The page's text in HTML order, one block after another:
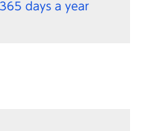
days a year